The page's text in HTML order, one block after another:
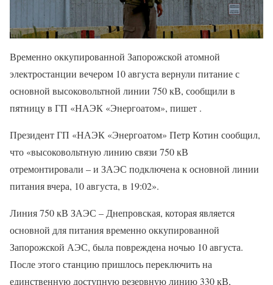
Временно оккупированной Запорожской атомной
электростанции вечером 10 августа вернули питание с
основной высоковольтной линии 750 кВ, сообщили в
пятницу в ГП «НАЭК «Энергоатом», пишет .
Президент ГП «НАЭК «Энергоатом» Петр Котин сообщил,
что «высоковольтную линию связи 750 кВ
отремонтировали – и ЗАЭС подключена к основной линии
питания вчера, 10 августа, в 19:02».
Линия 750 кВ ЗАЭС – Днепровская, которая является
основной для питания временно оккупированной
Запорожской АЭС, была повреждена ночью 10 августа.
После этого станцию пришлось переключить на
единственную доступную резервную линию 330 кВ,